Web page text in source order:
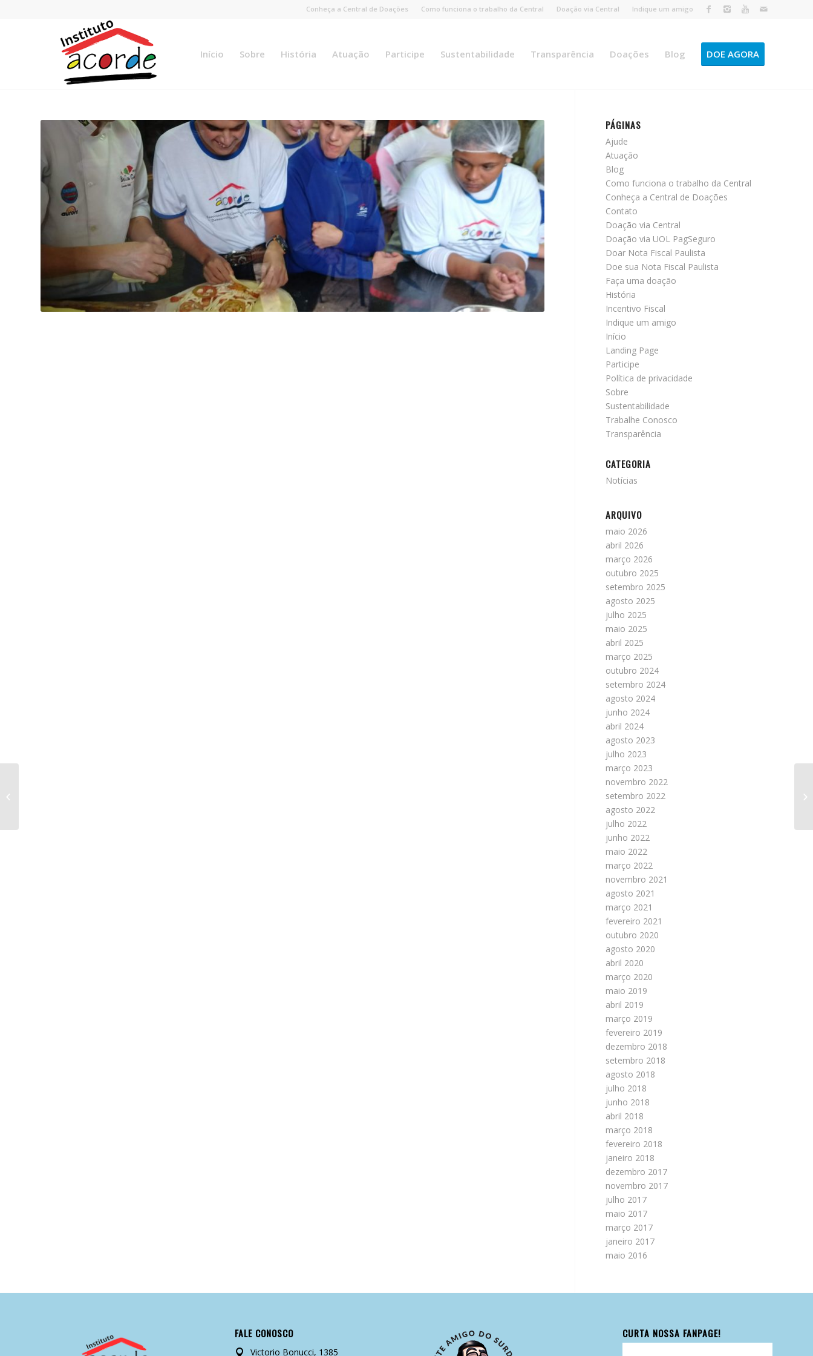
Conheça a Central de Doações Como funciona o trabalho da Central Doação via Central Indique um amigo
Início Sobre História Atuação Participe Sustentabilidade Transparência Doações Blog DOE AGORA
PÁGINAS
Ajude
Atuação
Blog
Como funciona o trabalho da Central
Conheça a Central de Doações
Contato
Doação via Central
Doação via UOL PagSeguro
Doar Nota Fiscal Paulista
Doe sua Nota Fiscal Paulista
Faça uma doação
História
Incentivo Fiscal
Indique um amigo
Início
Landing Page
Participe
Política de privacidade
Sobre
Sustentabilidade
Trabalhe Conosco
Transparência
CATEGORIA
Notícias
ARQUIVO
maio 2026
abril 2026
março 2026
outubro 2025
setembro 2025
agosto 2025
julho 2025
maio 2025
abril 2025
março 2025
outubro 2024
setembro 2024
agosto 2024
junho 2024
abril 2024
agosto 2023
julho 2023
março 2023
novembro 2022
setembro 2022
agosto 2022
julho 2022
junho 2022
maio 2022
março 2022
novembro 2021
agosto 2021
março 2021
fevereiro 2021
outubro 2020
agosto 2020
abril 2020
março 2020
maio 2019
abril 2019
março 2019
fevereiro 2019
dezembro 2018
setembro 2018
agosto 2018
julho 2018
junho 2018
abril 2018
março 2018
fevereiro 2018
janeiro 2018
dezembro 2017
novembro 2017
julho 2017
maio 2017
março 2017
janeiro 2017
maio 2016
FALE CONOSCO
Victorio Bonucci, 1385
CURTA NOSSA FANPAGE!